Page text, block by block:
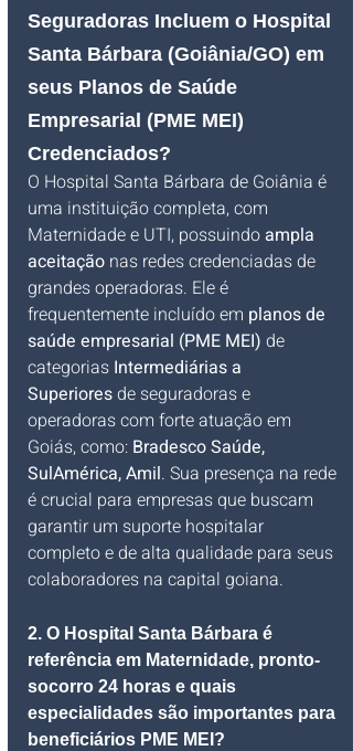
Seguradoras Incluem o Hospital
Santa Bárbara (Goiânia/GO) em
seus Planos de Saúde
Empresarial (PME MEI)
Credenciados?
O Hospital Santa Bárbara de Goiânia é
uma instituição completa, com
Maternidade e UTI, possuindo ampla
aceitação nas redes credenciadas de
grandes operadoras. Ele é
frequentemente incluído em planos de
saúde empresarial (PME MEI) de
categorias Intermediárias a
Superiores de seguradoras e
operadoras com forte atuação em
Goiás, como: Bradesco Saúde,
SulAmérica, Amil. Sua presença na rede
é crucial para empresas que buscam
garantir um suporte hospitalar
completo e de alta qualidade para seus
colaboradores na capital goiana.
2. O Hospital Santa Bárbara é
referência em Maternidade, pronto-
socorro 24 horas e quais
especialidades são importantes para
beneficiários PME MEI?